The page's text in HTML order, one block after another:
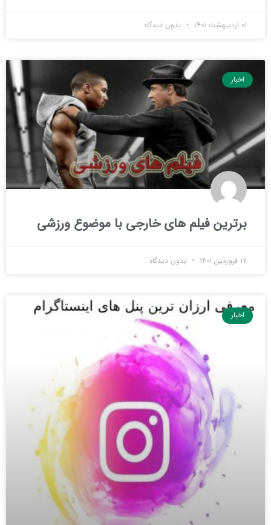
۰۱ اردیبهشت ۱۴۰۱ بدون دیدگاه
اخبار
برترین فیلم های خارجی با موضوع ورزشی
۱۷ فروردین ۱۴۰۱ بدون دیدگاه
اخبار